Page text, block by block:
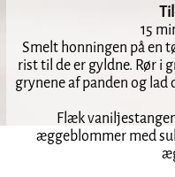
15
Smelt honningen på en
rist til de er gyldne. Rør i
grynene af panden og lad
Flæk
æggeblommer med